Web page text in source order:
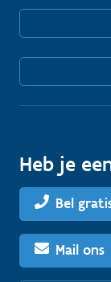
Heb je
Bel
Mail ons